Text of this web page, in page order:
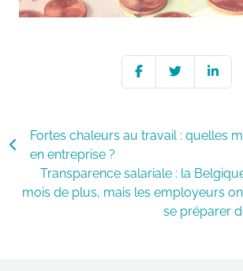
Fortes chaleurs au travail : quelles
en entreprise ?
Transparence salariale : la
mois de plus, mais les employeurs
se préparer